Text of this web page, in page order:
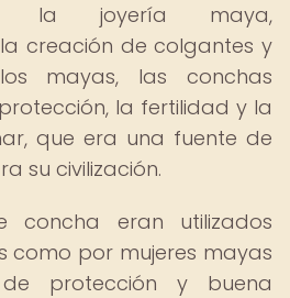
la joyería maya,
creación de colgantes y
mayas, las conchas
la fertilidad y la
que era una fuente de
su civilización.
concha eran utilizados
como por mujeres mayas
protección y buena